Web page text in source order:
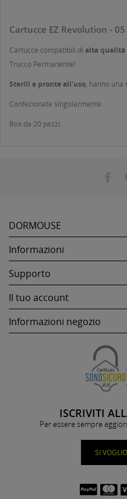
Cartucce EZ Revolution -
Cartucce compatibili di alta qualità
Trucco Permanente!
Sterili e pronte all'uso, hanno
Confezionate singolarmente.
Box da 20 pezzi.
DORMOUSE
Informazioni
Supporto
Il tuo account
Informazioni negozio
ISCRIVITI
Per essere sempre
SI